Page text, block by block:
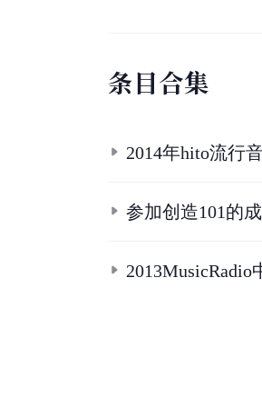
条目合集
2014年hito流行
参加创造101的
2013MusicRadio